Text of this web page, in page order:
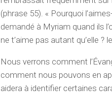
(phrase 55). « Pourquoi
demandé à Myriam quand ils
ne t’aime pas autant qu’elle ?
Nous verrons comment
comment nous pouvons en
aidera à identifier certaines